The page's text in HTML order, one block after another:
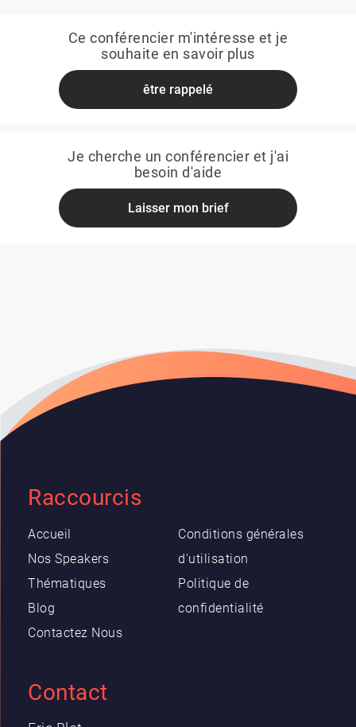
Ce conférencier m'intéresse et je
souhaite en savoir plus
être rappelé
Je cherche un conférencier et j'ai
besoin d'aide
Laisser mon brief
Raccourcis
Accueil
Nos Speakers
Thématiques
Blog
Contactez Nous
Conditions générales
d'utilisation
Politique de
confidentialité
Contact